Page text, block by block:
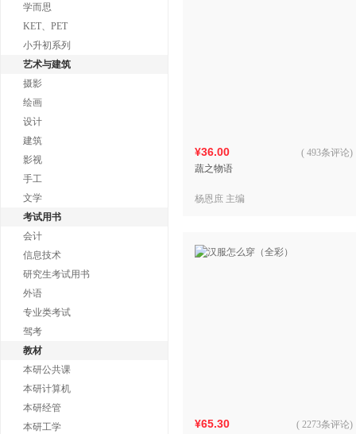
学而思
KET、PET
小升初系列
艺术与建筑
摄影
绘画
设计
建筑
影视
手工
文学
考试用书
会计
信息技术
研究生考试用书
外语
专业类考试
驾考
教材
本研公共课
本研计算机
本研经管
本研工学
¥36.00
蔬之物语
( 493条评论)
杨恩庶 主编
¥65.30 ( 2273条评论)